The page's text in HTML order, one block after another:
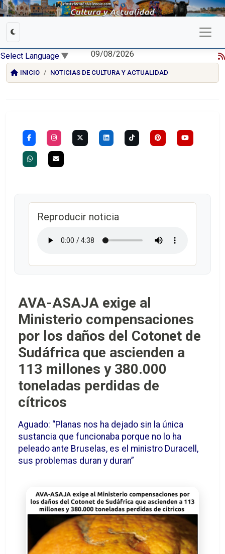
Select Language ▼ 09/08/2026
INICIO NOTICIAS DE CULTURA Y ACTUALIDAD
Reproducir noticia
AVA-ASAJA exige al
Ministerio compensaciones
por los daños del Cotonet de
Sudáfrica que ascienden a
113 millones y 380.000
toneladas perdidas de
cítricos
Aguado: “Planas nos ha dejado sin la única
sustancia que funcionaba porque no lo ha
peleado ante Bruselas, es el ministro Duracell,
sus problemas duran y duran”